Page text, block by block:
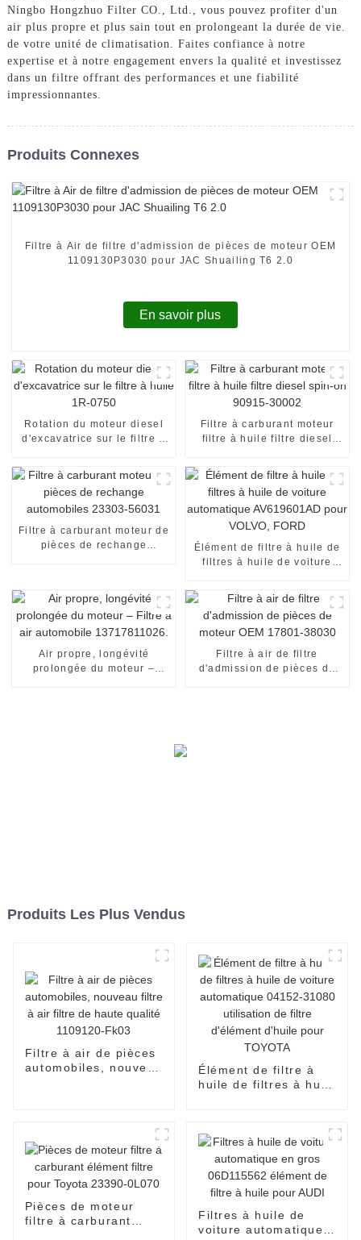
Ningbo Hongzhuo Filter CO., Ltd., vous pouvez profiter d'un
air plus propre et plus sain tout en prolongeant la durée de vie.
de votre unité de climatisation. Faites confiance à notre
expertise et à notre engagement envers la qualité et investissez
dans un filtre offrant des performances et une fiabilité
impressionnantes.
Produits Connexes
Filtre à Air de filtre d'admission de pièces de moteur OEM
1109130P3030 pour JAC Shuailing T6 2.0
En savoir plus
Rotation du moteur diesel
d'excavatrice sur le filtre à
Filtre à carburant moteur
filtre à huile filtre diesel
Filtre à carburant moteur de
pièces de rechange
Élément de filtre à huile de
filtres à huile de voiture
Air propre, longévité
prolongée du moteur –
Filtre à air de filtre
d'admission de pièces de
Produits Les Plus Vendus
Filtre à air de pièces
automobiles, nouveau
Élément de filtre à
huile de filtres à huile
filtre d'élément
d'huile pour TOYOTA
Pièces de moteur
filtre à carburant
Filtres à huile de
voiture automatique